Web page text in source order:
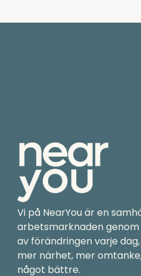
Vi på NearYou är en
arbetsmarknaden
av förändringen varje
mer närhet, mer
något bättre.